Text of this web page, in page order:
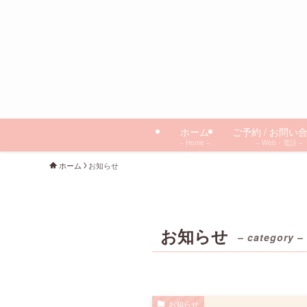
ホーム
– Home –
ご予約 / お問い
– Web・電話 –
ホーム お知らせ
お知らせ – category –
お知らせ